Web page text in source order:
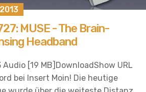
MUSE - The Brain-
Headband
Audio [19 MB]DownloadShow URL
bei Insert Moin! Die heutige